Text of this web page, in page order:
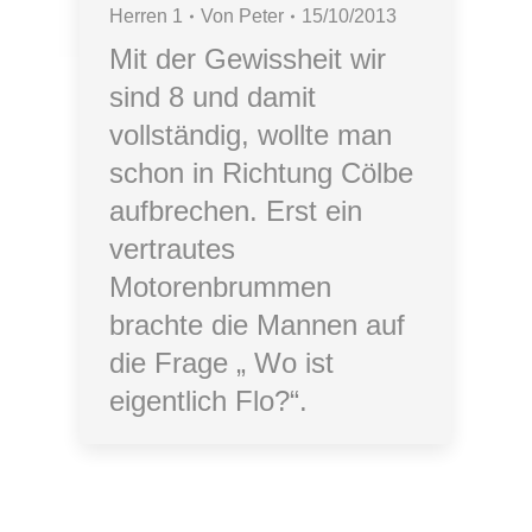
Herren 1 Von Peter 15/10/2013
Mit der Gewissheit wir
sind 8 und damit
vollständig, wollte man
schon in Richtung Cölbe
aufbrechen. Erst ein
vertrautes
Motorenbrummen
brachte die Mannen auf
die Frage „ Wo ist
eigentlich Flo?“.